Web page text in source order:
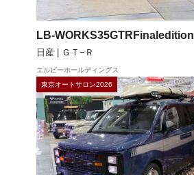
LB-WORKS35GTRFinaledition
日産 | ＧＴ−Ｒ
エルビーホールディングス
東京オートサロン2026